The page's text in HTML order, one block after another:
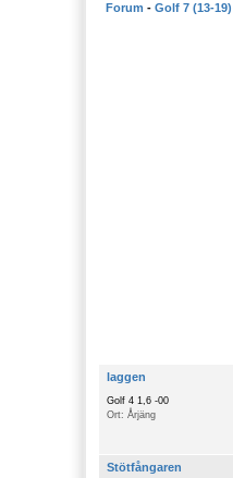
Forum - Golf 7 (13-19)
laggen
Golf 4 1,6 -00
Ort: Årjäng
Stötfångaren